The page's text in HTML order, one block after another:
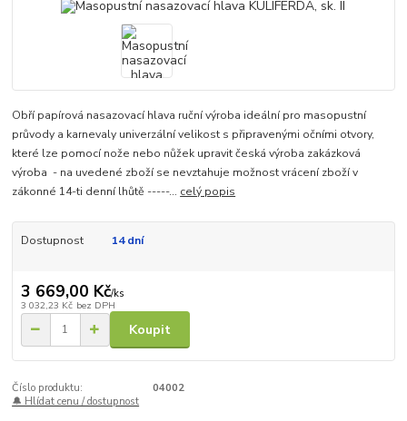
Obří papírová nasazovací hlava ruční výroba ideální pro masopustní
průvody a karnevaly univerzální velikost s připravenými očními otvory,
které lze pomocí nože nebo nůžek upravit česká výroba zakázková
výroba - na uvedené zboží se nevztahuje možnost vrácení zboží v
zákonné 14-ti denní lhůtě -----... celý popis
Dostupnost 14 dní
3 669,00 Kč/ks
3 032,23 Kč bez DPH
Koupit
Číslo produktu:
04002
🔔 Hlídat cenu / dostupnost